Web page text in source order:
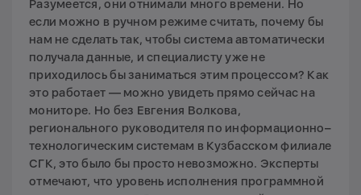
Разумеется, они отнимали много времени. Но
если можно в ручном режиме считать, почему бы
нам не сделать так, чтобы система автоматически
получала данные, и специалисту уже не
приходилось бы заниматься этим процессом? Как
это работает — можно увидеть прямо сейчас на
мониторе. Но без Евгения Волкова,
регионального руководителя по информационно–
технологическим системам в Кузбасском филиале
СГК, это было бы просто невозможно. Эксперты
отмечают, что уровень исполнения программной